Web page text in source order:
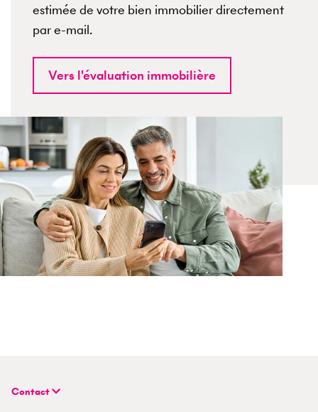
estimée de votre bien immobilier directement
par e-mail.
Vers l'évaluation immobilière
Contact